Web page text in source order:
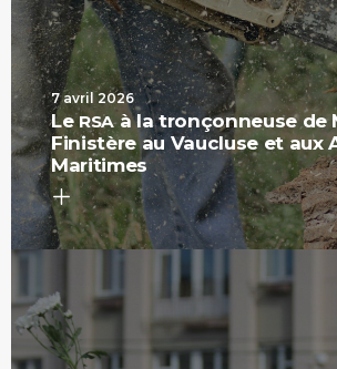
7 avril 2026
LeRSAà la tronçonneuse de
Finistère au Vaucluse et aux
Maritimes